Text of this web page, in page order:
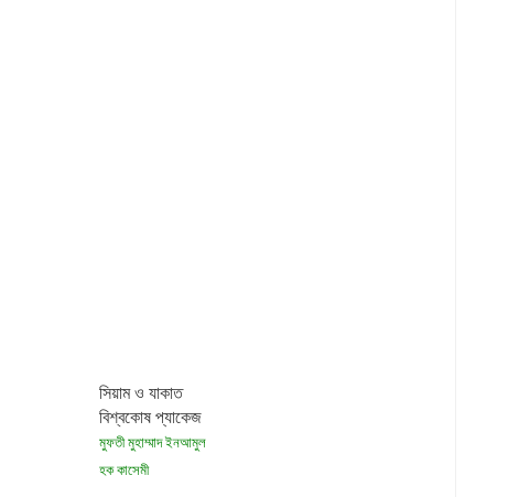
সিয়াম ও যাকাত
বিশ্বকোষ প্যাকেজ
মুফতী মুহাম্মাদ ইনআমুল
হক কাসেমী